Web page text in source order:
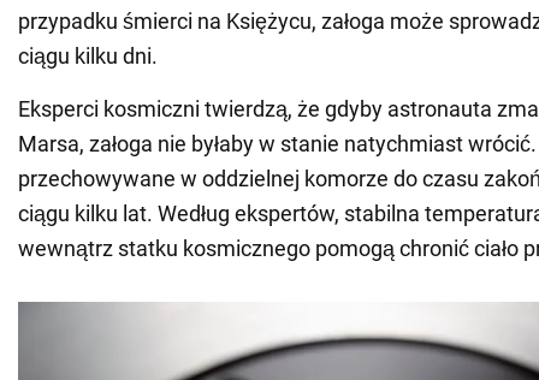
przypadku śmierci na Księżycu, załoga może
ciągu kilku dni.
Eksperci kosmiczni twierdzą, że gdyby astronauta
Marsa, załoga nie byłaby w stanie natychmiast wrócić.
przechowywane w oddzielnej komorze do czasu
ciągu kilku lat. Według ekspertów, stabilna
wewnątrz statku kosmicznego pomogą chronić ciało